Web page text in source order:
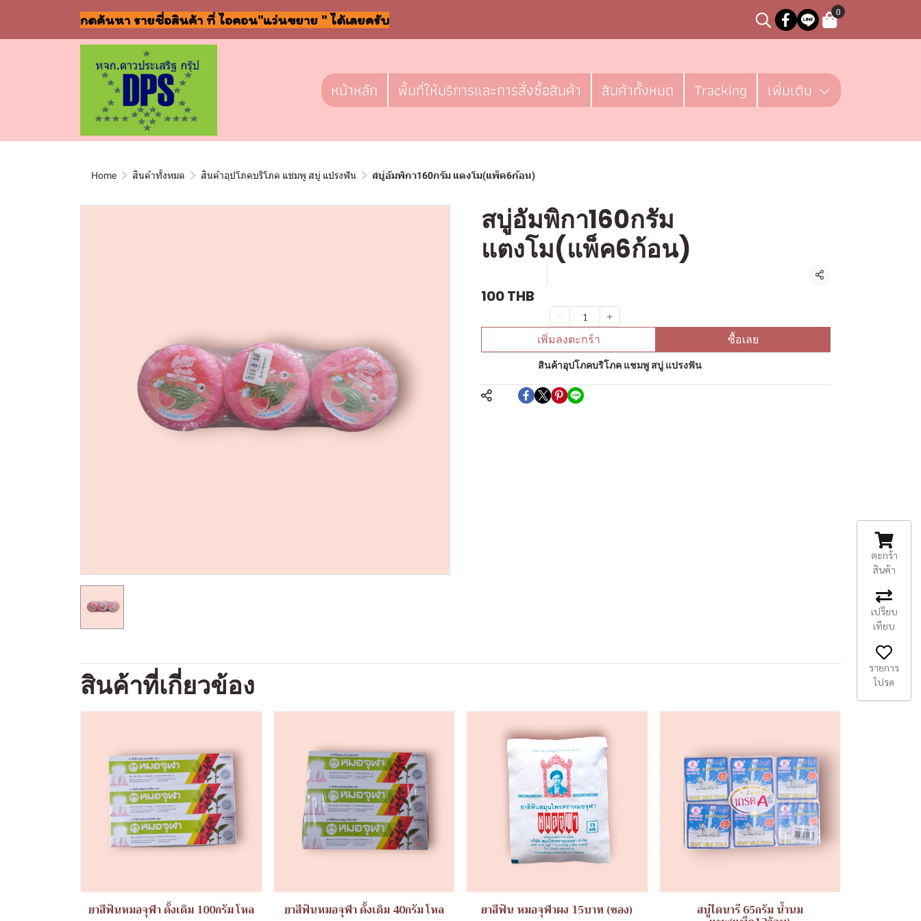
กดค้นหา รายชื่อสินค้า ที่ ไอคอน"แว่นขยาย " ได้เลยครับ
0
หน้าหลัก พื้นที่ให้บริการและการสั่งซื้อสินค้า สินค้าทั้งหมด Tracking เพิ่มเติม
Home สินค้าทั้งหมด สินค้าอุปโภคบริโภค แชมพู สบู่ แปรงฟัน สบู่อัมพิกา160กรัม แตงโม(แพ็ค6ก้อน)
สบู่อัมพิกา160กรัม
แตงโม(แพ็ค6ก้อน)
แชร์
100 THB
เพิ่มลงตะกร้า ซื้อเลย
สินค้าอุปโภคบริโภค แชมพู สบู่ แปรงฟัน
สินค้าที่เกี่ยวข้อง
ยาสีฟันหมอจุฬา ดั้งเดิม 100กรัม โหล ยาสีฟันหมอจุฬา ดั้งเดิม 40กรัม โหล ยาสีฟัน หมอจุฬาผง 15บาท (ซอง) สบู่ไดนารี 65กรัม น้ำนม
ตะกร้า
สินค้า
เปรียบ
เทียบ
รายการ
โปรด